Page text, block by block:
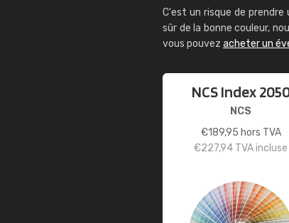
C'est un risque de prendre
sûr de la bonne couleur,
vous pouvez acheter un
NCS Index
NCS
€189,95 hors TVA
€227,94 TVA incluse